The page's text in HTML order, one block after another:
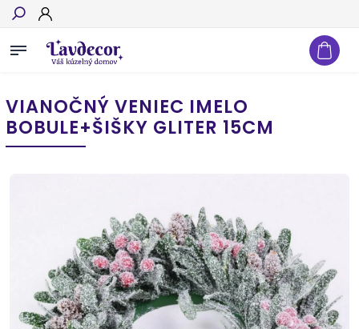
Hľadať
VIANOČNÝ VENIEC IMELO
BOBULE+ŠIŠKY GLITER 15CM